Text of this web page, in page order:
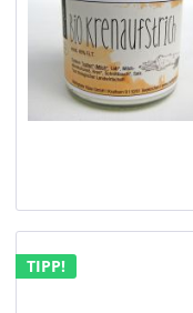
TIPP!